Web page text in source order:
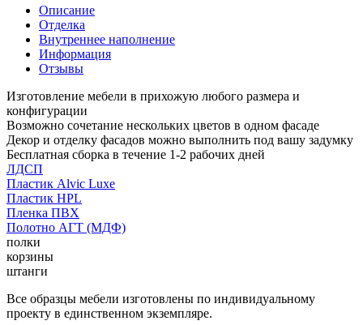
Описание
Отделка
Внутреннее наполнение
Информация
Отзывы
Изготовление мебели в прихожую любого размера и
конфигурации
Возможно сочетание нескольких цветов в одном фасаде
Декор и отделку фасадов можно выполнить под вашу задумку
Бесплатная сборка в течение 1-2 рабочих дней
ЛДСП
Пластик Alvic Luxe
Пластик HPL
Пленка ПВХ
Полотно АГТ (МДФ)
полки
корзины
штанги
Все образцы мебели изготовлены по индивидуальному
проекту в единственном экземпляре.